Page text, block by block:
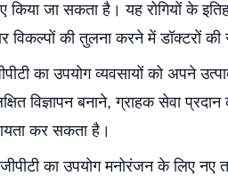
जा सकता है। यह रोगियों के
विकल्पों की तुलना करने में डॉक्टरों
का उपयोग व्यवसायों को अपने
विज्ञापन बनाने, ग्राहक सेवा
कर सकता है।
का उपयोग मनोरंजन के लिए